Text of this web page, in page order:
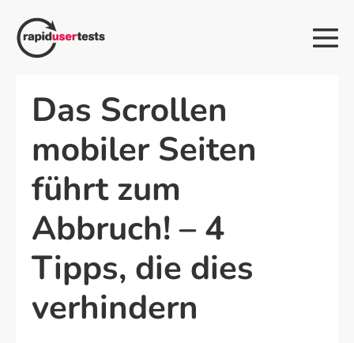
Inhalt
springen
Das Scrollen
mobiler Seiten
führt zum
Abbruch! – 4
Tipps, die dies
verhindern